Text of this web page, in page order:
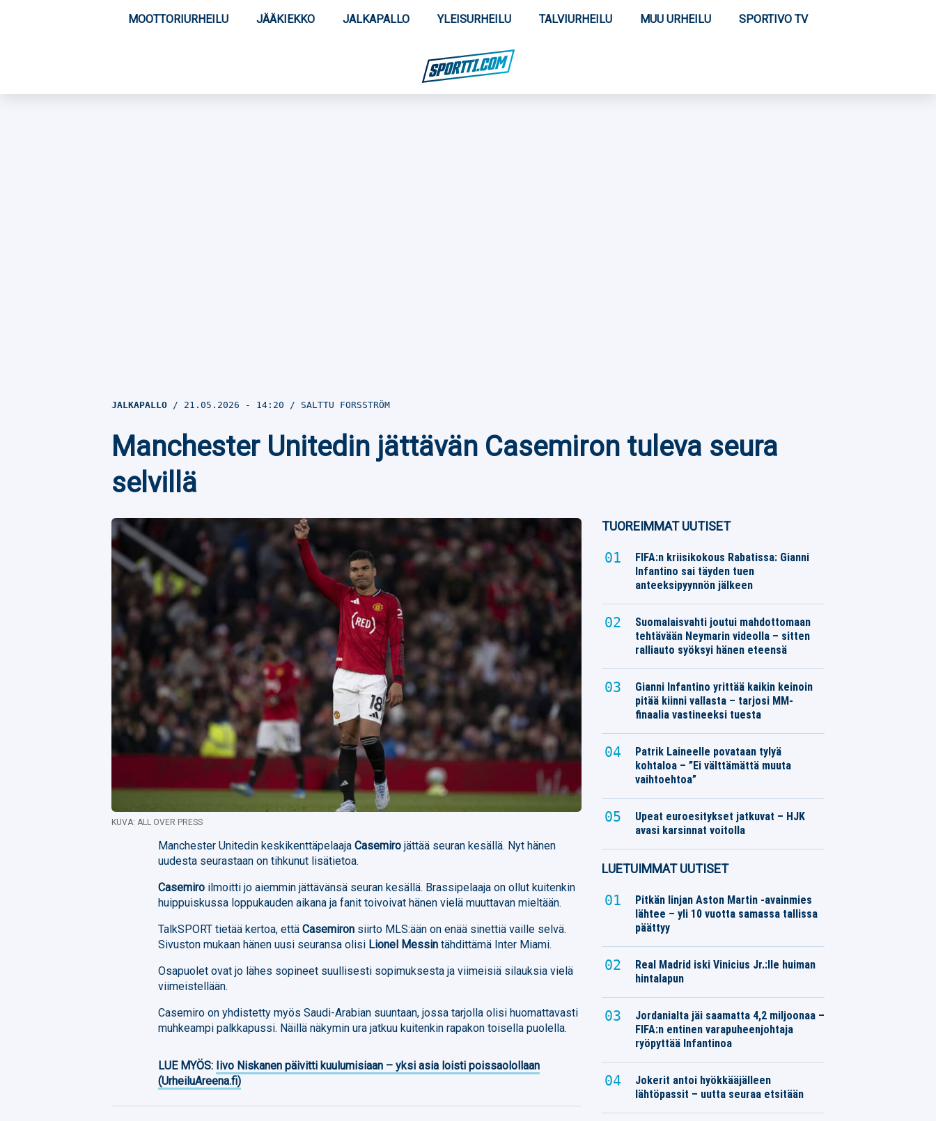
MOOTTORIURHEILU JÄÄKIEKKO JALKAPALLO YLEISURHEILU TALVIURHEILU MUU URHEILU SPORTIVO TV
JALKAPALLO 21.05.2026 - 14:20 SALTTU FORSSTRÖM
Manchester Unitedin jättävän Casemiron tuleva seura
selvillä
KUVA: ALL OVER PRESS
Manchester Unitedin keskikenttäpelaajaCasemiro jättää seuran kesällä. Nyt hänen
uudesta seurastaan on tihkunut lisätietoa.
Casemiro ilmoitti jo aiemmin jättävänsä seuran kesällä. Brassipelaaja on ollut kuitenkin
huippuiskussa loppukauden aikana ja fanit toivoivat hänen vielä muuttavan mieltään.
TalkSPORT tietää kertoa, ettäCasemiron siirto MLS:ään on enää sinettiä vaille selvä.
Sivuston mukaan hänen uusi seuransa olisi Lionel Messin tähdittämä Inter Miami.
Osapuolet ovat jo lähes sopineet suullisesti sopimuksesta ja viimeisiä silauksia vielä
viimeistellään.
Casemiro on yhdistetty myös Saudi-Arabian suuntaan, jossa tarjolla olisi huomattavasti
muhkeampi palkkapussi. Näillä näkymin ura jatkuu kuitenkin rapakon toisella puolella.
LUE MYÖS: Iivo Niskanen päivitti kuulumisiaan – yksi asia loisti poissaolollaan
(UrheiluAreena.fi)
TUOREIMMAT UUTISET
FIFA:n kriisikokous Rabatissa: Gianni
Infantino sai täyden tuen
anteeksipyynnön jälkeen
Suomalaisvahti joutui mahdottomaan
tehtävään Neymarin videolla – sitten
ralliauto syöksyi hänen eteensä
Gianni Infantino yrittää kaikin keinoin
pitää kiinni vallasta – tarjosi MM-
finaalia vastineeksi tuesta
Patrik Laineelle povataan tylyä
kohtaloa – ”Ei välttämättä muuta
vaihtoehtoa”
Upeat euroesitykset jatkuvat – HJK
avasi karsinnat voitolla
LUETUIMMAT UUTISET
Pitkän linjan Aston Martin -avainmies
lähtee – yli 10 vuotta samassa tallissa
päättyy
Real Madrid iski Vinicius Jr.:lle huiman
hintalapun
Jordanialta jäi saamatta 4,2 miljoonaa –
FIFA:n entinen varapuheenjohtaja
ryöpyttää Infantinoa
Jokerit antoi hyökkääjälleen
lähtöpassit – uutta seuraa etsitään